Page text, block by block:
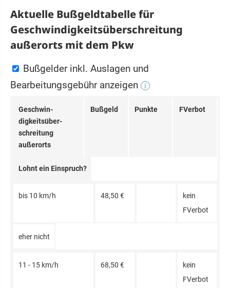
Aktuelle Bußgeldtabelle für
Geschwindigkeitsüberschreitung
außerorts mit dem Pkw
Bußgelder inkl. Auslagen und
Bearbeitungsgebühr anzeigen
i
Ge­schwin­
digkeits­über­
schrei­tung
außerorts
Bußgeld Punkte FVerbot
Lohnt ein Einspruch?
bis 10 km/h 48,50 €
kein
FVerbot
eher nicht
11 - 15 km/h 68,50 €
kein
FVerbot